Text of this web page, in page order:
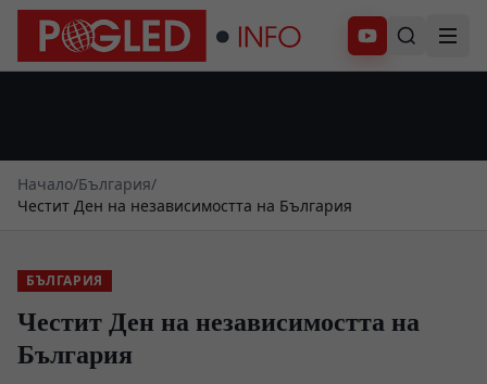
Абонирай се
Начало/България/
Честит Ден на независимостта на България
БЪЛГАРИЯ
Честит Ден на независимостта на
България